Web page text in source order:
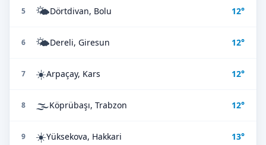
5 🌤️Dörtdivan, Bolu 12°
6 🌤️Dereli, Giresun 12°
7 ☀️Arpaçay, Kars 12°
8 🌫️Köprübaşı, Trabzon 12°
9 ☀️Yüksekova, Hakkari 13°